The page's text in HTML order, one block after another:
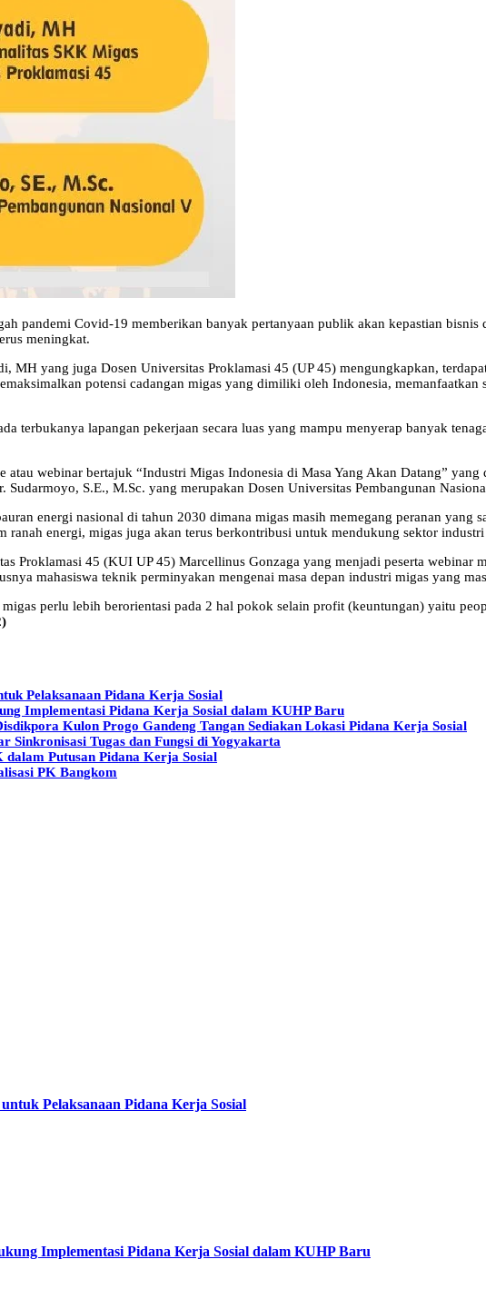
pandemi Covid-19 memberikan banyak pertanyaan publik akan kepastian
meningkat.
MH yang juga Dosen Universitas Proklamasi 45 (UP 45) mengungkapkan,
potensi cadangan migas yang dimiliki oleh Indonesia,
terbukanya lapangan pekerjaan secara luas yang mampu menyerap banyak
webinar bertajuk “Industri Migas Indonesia di Masa Yang Akan Datang”
S.E., M.Sc. yang merupakan Dosen Universitas Pembangunan
energi nasional di tahun 2030 dimana migas masih memegang peranan
ranah energi, migas juga akan terus berkontribusi untuk mendukung sektor
Proklamasi 45 (KUI UP 45) Marcellinus Gonzaga yang menjadi peserta webinar
mahasiswa teknik perminyakan mengenai masa depan industri migas yang
perlu lebih berorientasi pada 2 hal pokok selain profit (keuntungan) yaitu
Pelaksanaan Pidana Kerja Sosial
Implementasi Pidana Kerja Sosial dalam KUHP Baru
Kulon Progo Gandeng Tangan Sediakan Lokasi Pidana Kerja Sosial
Sinkronisasi Tugas dan Fungsi di Yogyakarta
dalam Putusan Pidana Kerja Sosial
PK Bangkom
Pelaksanaan Pidana Kerja Sosial
Implementasi Pidana Kerja Sosial dalam KUHP Baru